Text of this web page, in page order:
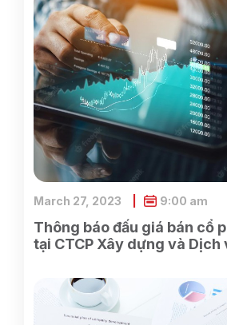
Thông báo đấu giá bán cổ
tại CTCP Xây dựng và Dịch
March 27, 2023 9:00 am